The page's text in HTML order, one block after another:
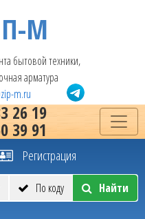
М
бытовой техники,
арматура
m.ru
26 19
39 91
Регистрация
По коду Найти